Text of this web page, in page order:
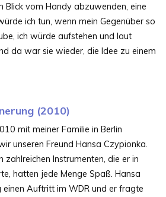
Blick vom Handy abzuwenden, eine
ich tun, wenn mein Gegenüber so
ich würde aufstehen und laut
da war sie wieder, die Idee zu einem
(2010)
mit meiner Familie in Berlin
unseren Freund Hansa Czypionka.
Instrumenten, die er in
hatten jede Menge Spaß. Hansa
Auftritt im WDR und er fragte